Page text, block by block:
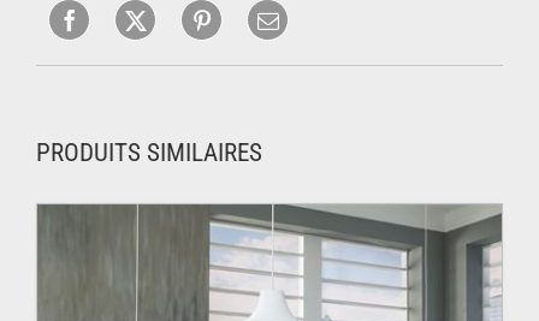
PRODUITS SIMILAIRES